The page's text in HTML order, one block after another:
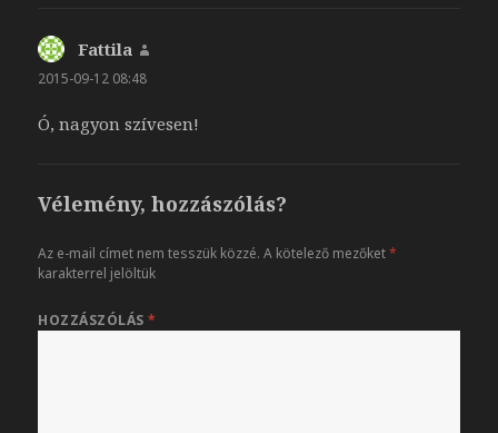
Fattila
2015-09-12 08:48
Ó, nagyon szívesen!
Vélemény, hozzászólás?
Az e-mail címet nem tesszük közzé. A kötelező mezőket*
karakterrel jelöltük
HOZZÁSZÓLÁS*